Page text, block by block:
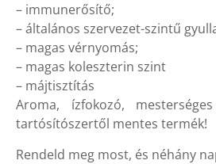
– immunerősítő;
– általános szervezet-szintű
– magas vérnyomás;
– magas koleszterin szint
– májtisztítás
Aroma, ízfokozó,
tartósítószertől mentes termék!
Rendeld meg most, és néhány